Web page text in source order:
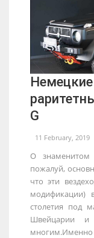
G
11 February, 2019
О знаменитом
пожалуй,
что эти
модификации)
столетия под
Швейцарии и